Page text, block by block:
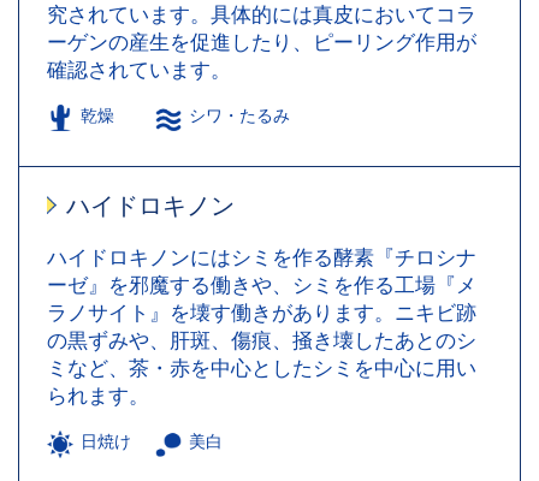
究されています。具体的には真皮においてコラ
ーゲンの産生を促進したり、ピーリング作用が
確認されています。
乾燥 シワ・たるみ
ハイドロキノン
ハイドロキノンにはシミを作る酵素『チロシナ
ーゼ』を邪魔する働きや、シミを作る工場『メ
ラノサイト』を壊す働きがあります。ニキビ跡
の黒ずみや、肝斑、傷痕、掻き壊したあとのシ
ミなど、茶・赤を中心としたシミを中心に用い
られます。
日焼け 美白